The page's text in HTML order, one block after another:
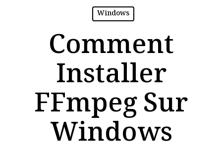
Windows
Comment
Installer
FFmpeg Sur
Windows